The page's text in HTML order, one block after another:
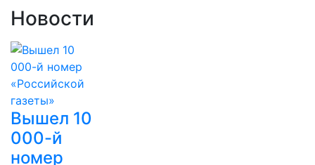
Новости
Вышел 10
000-й
номер